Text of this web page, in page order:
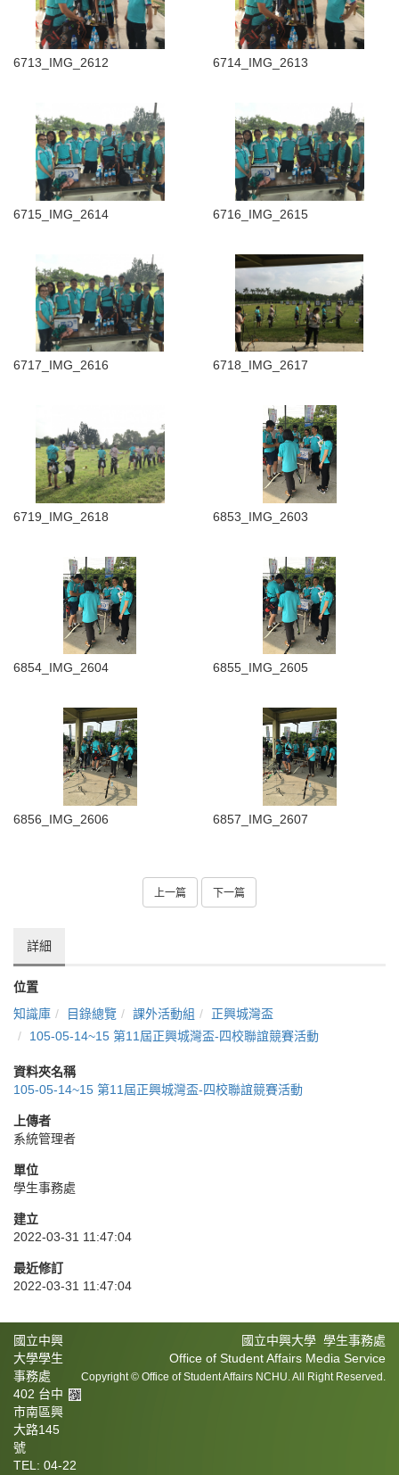
6713_IMG_2612 6714_IMG_2613
6715_IMG_2614 6716_IMG_2615
6717_IMG_2616 6718_IMG_2617
6719_IMG_2618 6853_IMG_2603
6854_IMG_2604 6855_IMG_2605
6856_IMG_2606 6857_IMG_2607
上一篇 下一篇
詳細
位置
知識庫
目錄總覽 課外活動組
正興城灣盃
105-05-14~15 第11屆正興城灣盃-四校聯誼競賽活動
資料夾名稱
105-05-14~15 第11屆正興城灣盃-四校聯誼競賽活動
上傳者
系統管理者
單位
學生事務處
建立
2022-03-31 11:47:04
最近修訂
2022-03-31 11:47:04
國立中興大學 學生事務處
Office of Student Affairs Media Service
Copyright © Office of Student Affairs NCHU. All Right Reserved.
國立中興
大學學生
事務處
402 台中
市南區興
大路145
號
TEL: 04-22